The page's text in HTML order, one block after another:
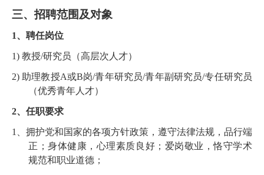
三、招聘范围及对象
1、聘任岗位
1) 教授/研究员（高层次人才）
2)助理教授A或B岗/青年研究员/青年副研究员/专任研究员
（优秀青年人才）
2、任职要求
1、拥护党和国家的各项方针政策，遵守法律法规，品行端
正；身体健康，心理素质良好；爱岗敬业，恪守学术
规范和职业道德；